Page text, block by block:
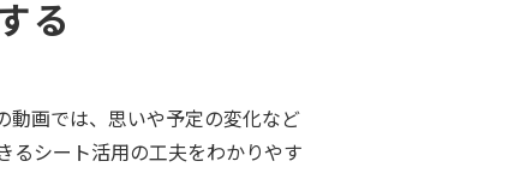
る
動画では、思いや予定の変化など
るシート活用の工夫をわかりやす